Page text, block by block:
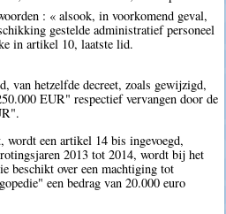
: « alsook, in voorkomend geval,
gestelde administratief personeel
in artikel 10, laatste lid.
van hetzelfde decreet, zoals gewijzigd,
EUR" respectief vervangen door de
wordt een artikel 14 bis ingevoegd,
2013 tot 2014, wordt bij het
beschikt over een machtiging tot
een bedrag van 20.000 euro